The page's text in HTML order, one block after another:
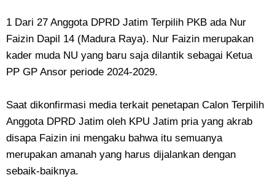
1 Dari 27 Anggota DPRD Jatim Terpilih PKB ada Nur
Faizin Dapil 14 (Madura Raya). Nur Faizin merupakan
kader muda NU yang baru saja dilantik sebagai Ketua
PP GP Ansor periode 2024-2029.
Saat dikonfirmasi media terkait penetapan Calon Terpilih
Anggota DPRD Jatim oleh KPU Jatim pria yang akrab
disapa Faizin ini mengaku bahwa itu semuanya
merupakan amanah yang harus dijalankan dengan
sebaik-baiknya.